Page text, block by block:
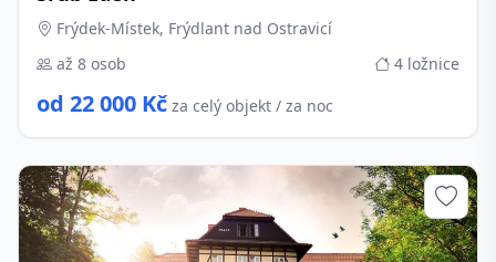
Frýdek-Místek, Frýdlant nad Ostravicí
až 8 osob
4 ložnice
od 22 000 Kč za celý objekt / za noc